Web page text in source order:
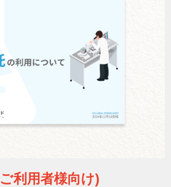
ご利用者様向け)